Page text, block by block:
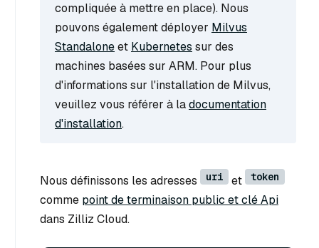
compliquée à mettre en place). Nous
pouvons également déployer Milvus
Standaloneet Kubernetes sur des
machines basées sur ARM. Pour plus
d'informations sur l'installation de Milvus,
veuillez vous référer à ladocumentation
d'installation.
Nous définissons les adresses uri et token
comme point de terminaison public et clé Api
dans Zilliz Cloud.